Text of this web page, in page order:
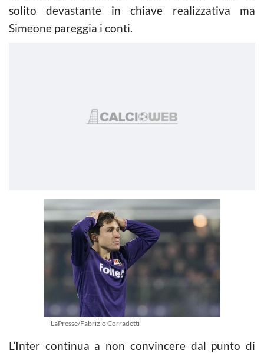
solito devastante in chiave realizzativa ma
Simeone pareggia i conti.
LaPresse/Fabrizio Corradetti
L’Inter continua a non convincere dal punto di